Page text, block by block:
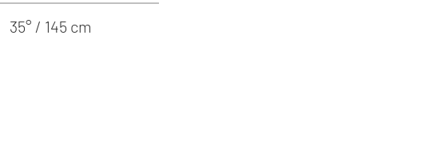
35° / 145 cm